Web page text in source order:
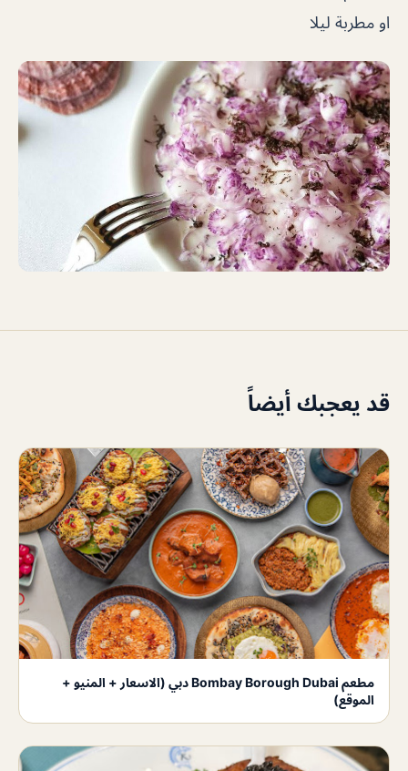
او مطربة ليلا
قد يعجبك أيضاً
مطعم Bombay Borough Dubai دبي (الاسعار + المنيو +
الموقع)